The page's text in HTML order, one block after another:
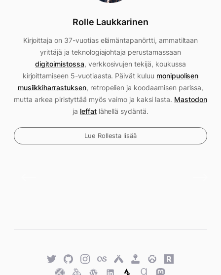
Rolle Laukkarinen
Kirjoittaja on 37-vuotias elämäntapanörtti, ammatiltaan
yrittäjä ja teknologiajohtaja perustamassaan
digitoimistossa, verkkosivujen tekijä, koukussa
kirjoittamiseen 5-vuotiaasta. Päivät kuluu monipuolisen
musiikkiharrastuksen, retropelien ja koodaamisen parissa,
mutta arkea piristyttää myös vaimo ja kaksi lasta. Mastodon
ja leffatlähellä sydäntä.
Lue Rollesta lisää
TwitterGitHubTwitterLast.fmUntappd
Retro
Achievements
Overwatch
Rawg.io
TraktKeybaseWordPress
WordPress
StravaGoodreads
Mastodon